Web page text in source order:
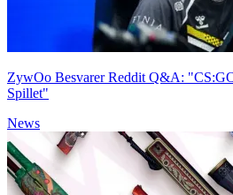
ZywOo Besvarer Reddit Q&A:
Spillet"
News